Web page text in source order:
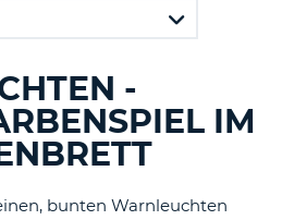
-
IM
bunten Warnleuchten